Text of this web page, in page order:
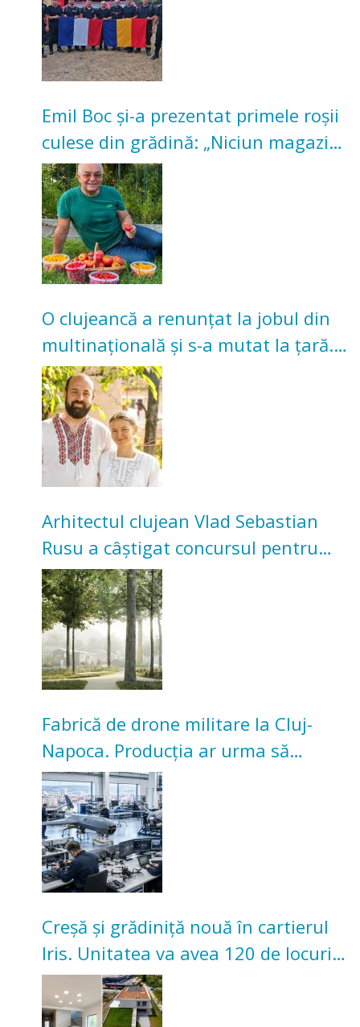
Emil Boc și-a prezentat primele roșii
culese din grădină: „Niciun magazin
nu poate oferi această satisfacție”
O clujeancă a renunțat la jobul din
multinațională și s-a mutat la țară.
Acum cultivă legume în grădina
bunicilor
Arhitectul clujean Vlad Sebastian
Rusu a câștigat concursul pentru
transformarea Grădinii Casei
Universitarilor
Fabrică de drone militare la Cluj-
Napoca. Producția ar urma să
înceapă în toamna acestui an
Creșă și grădiniță nouă în cartierul
Iris. Unitatea va avea 120 de locuri
pentru copii